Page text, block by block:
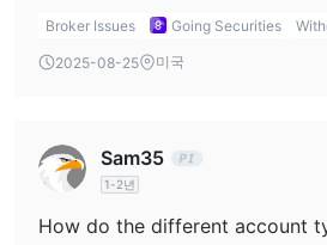
API access, algorithmic strategy
functionality cautiously. While the
there is no indication that the
Expert Advisors or similar
my opinion, traders focused on
within, particularly under the Hong
require standard identity and
recent proof of address—like a utility
statement from the last three
regulated status means strict anti-
Broker Issues Going Securities
2025-08-25 미국
Sam35
1-2년